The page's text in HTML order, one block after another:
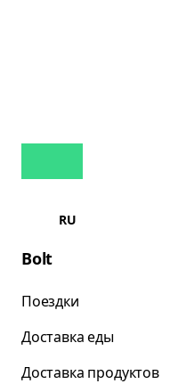
RU
Bolt
Поездки
Доставка еды
Доставка продуктов